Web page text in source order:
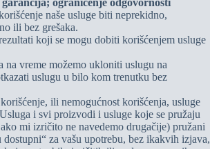
ograničenje odgovornosti
naše usluge biti neprekidno,
ili bez grešaka.
koji se mogu dobiti korišćenjem usluge
na vreme možemo ukloniti uslugu na
uslugu u bilo kom trenutku bez
ili nemogućnost korišćenja, usluge
i svi proizvodi i usluge koje se pružaju
mi izričito ne navedemo drugačije) pružani
dostupni“ za vašu upotrebu, bez ikakvih izjava,